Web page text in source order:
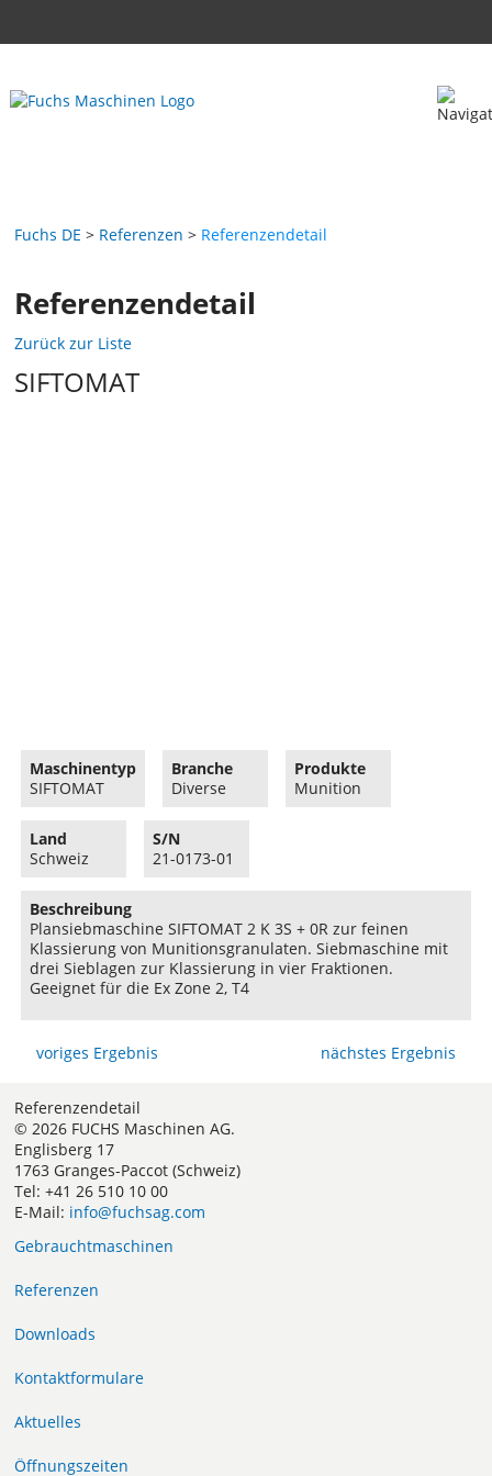
Fuchs DE Referenzen Referenzendetail
Referenzendetail
Zurück zur Liste
SIFTOMAT
Maschinentyp
SIFTOMAT
Branche
Diverse
Produkte
Munition
Land
Schweiz
S/N
21-0173-01
Beschreibung
Plansiebmaschine SIFTOMAT 2 K 3S + 0R zur feinen
Klassierung von Munitionsgranulaten. Siebmaschine mit
drei Sieblagen zur Klassierung in vier Fraktionen.
Geeignet für die Ex Zone 2, T4
voriges Ergebnis nächstes Ergebnis
Referenzendetail
© 2026 FUCHS Maschinen AG.
Englisberg 17
1763 Granges-Paccot (Schweiz)
Tel: +41 26 510 10 00
E-Mail: info@fuchsag.com
Gebrauchtmaschinen
Referenzen
Downloads
Kontaktformulare
Aktuelles
Öffnungszeiten